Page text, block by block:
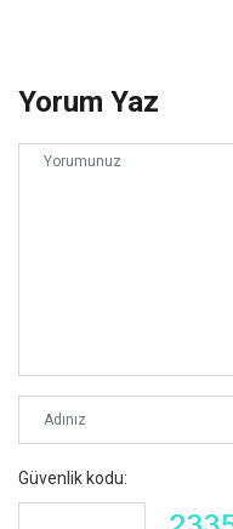
Yorum Yaz
Güvenlik kodu: